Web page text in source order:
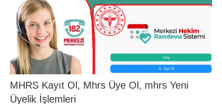
MHRS Kayıt Ol, Mhrs Üye Ol, mhrs Yeni
Üyelik İşlemleri